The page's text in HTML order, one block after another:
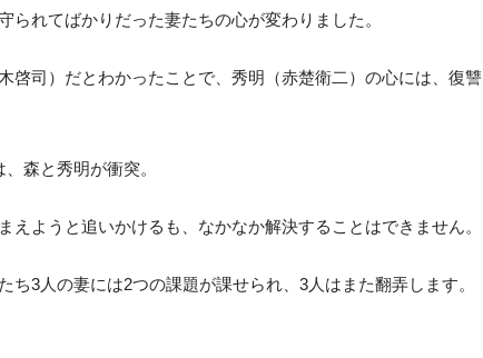
れてばかりだった妻たちの心が変わりました。
啓司）だとわかったことで、秀明（赤楚衛二）の心には、復讐
森と秀明が衝突。
えようと追いかけるも、なかなか解決することはできません。
ち3人の妻には2つの課題が課せられ、3人はまた翻弄します。